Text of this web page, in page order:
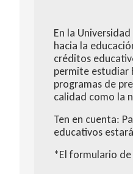
En la
hacia la
créditos
permite estudiar
programas de
calidad como la
Ten en cuenta:
educativos
*El formulario